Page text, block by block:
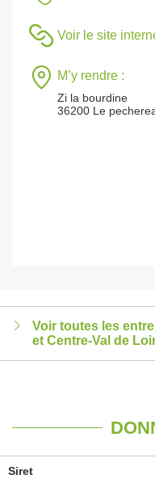
Voir le site
M’y rendre :
Zi la bourdine
36200 Le
Voir toutes les
et Centre-Val de
Siret